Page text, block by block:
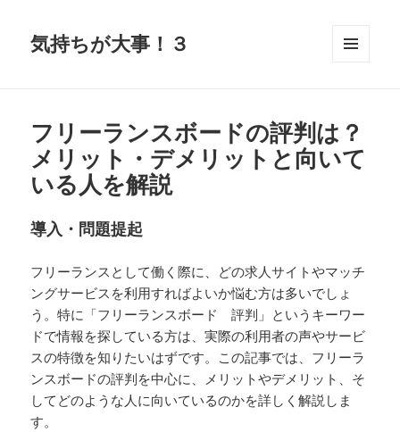
気持ちが大事！３
フリーランスボードの評判は？
メリット・デメリットと向いて
いる人を解説
導入・問題提起
フリーランスとして働く際に、どの求人サイトやマッチ
ングサービスを利用すればよいか悩む方は多いでしょ
う。特に「フリーランスボード 評判」というキーワー
ドで情報を探している方は、実際の利用者の声やサービ
スの特徴を知りたいはずです。この記事では、フリーラ
ンスボードの評判を中心に、メリットやデメリット、そ
してどのような人に向いているのかを詳しく解説しま
す。